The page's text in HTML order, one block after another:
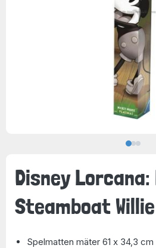
Disney Lorcana:
Steamboat
Spelmatten mäter 61 x 34,3 cm